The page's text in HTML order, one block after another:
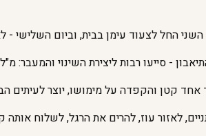
החל לצעוד עימן בבית, וביום השלישי
- סייעו רבות ליצירת השינוי והמעבר:
אחד קטן והקפדה על מימושו, יוצר
לאזור עוז, להרים את הרגל, לשלוח